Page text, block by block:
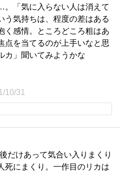
「気に入らない人は消えて
う気持ちは、程度の差はある
く感情。ところどころ粗はあ
点を当てるのが上手いなと思
カ」聞いてみようかな
10/31
だけあって気合い入りまくり
死にまくり。一作目のリカは